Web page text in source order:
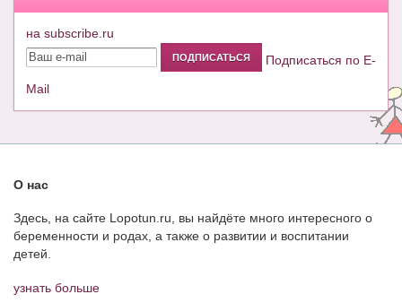
на subscribe.ru
Подписаться по E-
Mail
О нас
Здесь, на сайте Lopotun.ru, вы найдёте много интересного о
беременности и родах, а также о развитии и воспитании
детей.
узнать больше